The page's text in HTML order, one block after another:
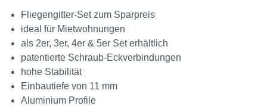
Fliegengitter-Set zum Sparpreis
ideal für Mietwohnungen
als 2er, 3er, 4er & 5er Set erhältlich
patentierte Schraub-Eckverbindungen
hohe Stabilität
Einbautiefe von 11 mm
Aluminium Profile